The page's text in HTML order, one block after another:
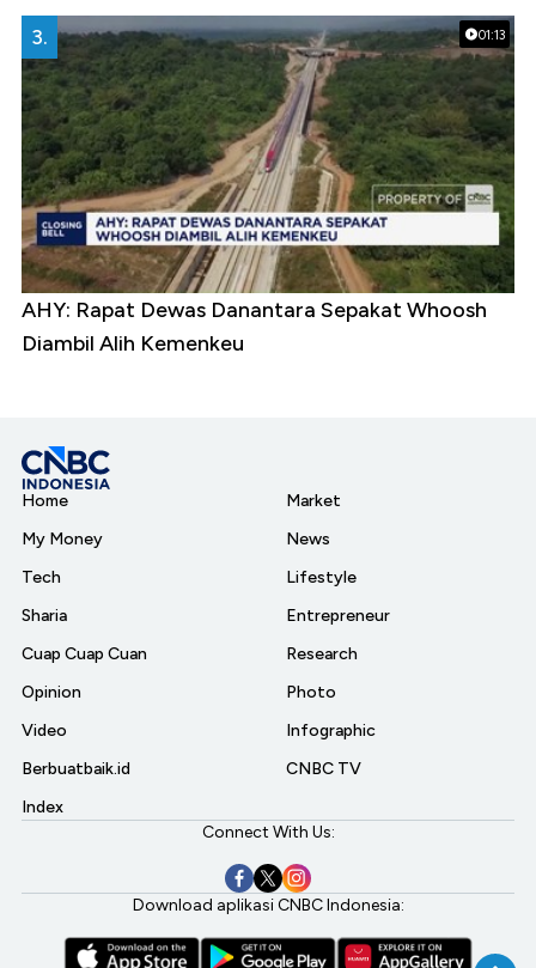
01:13
3.
AHY: Rapat Dewas Danantara Sepakat Whoosh
Diambil Alih Kemenkeu
Home
My Money
Tech
Sharia
Cuap Cuap Cuan
Opinion
Video
Berbuatbaik.id
Index
Market
News
Lifestyle
Entrepreneur
Research
Photo
Infographic
CNBC TV
Connect With Us:
Download aplikasi CNBC Indonesia: